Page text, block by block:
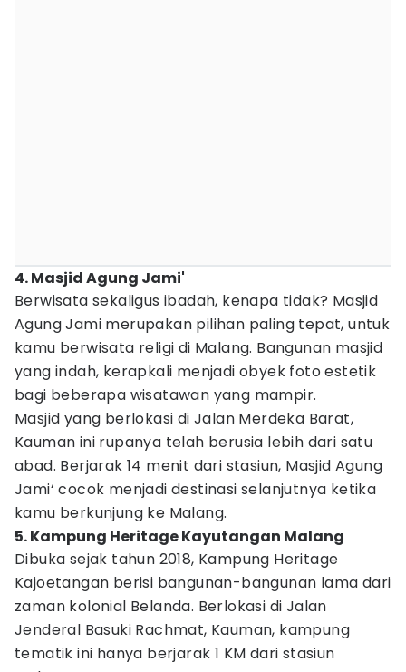
4. Masjid Agung Jami'
Berwisata sekaligus ibadah, kenapa tidak? Masjid
Agung Jami merupakan pilihan paling tepat, untuk
kamu berwisata religi di Malang. Bangunan masjid
yang indah, kerapkali menjadi obyek foto estetik
bagi beberapa wisatawan yang mampir.
Masjid yang berlokasi di Jalan Merdeka Barat,
Kauman ini rupanya telah berusia lebih dari satu
abad. Berjarak 14 menit dari stasiun, Masjid Agung
Jami‘ cocok menjadi destinasi selanjutnya ketika
kamu berkunjung ke Malang.
5. Kampung Heritage Kayutangan Malang
Dibuka sejak tahun 2018, Kampung Heritage
Kajoetangan berisi bangunan-bangunan lama dari
zaman kolonial Belanda. Berlokasi di Jalan
Jenderal Basuki Rachmat, Kauman, kampung
tematik ini hanya berjarak 1 KM dari stasiun